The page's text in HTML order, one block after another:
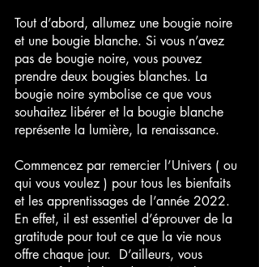
Tout d’abord, allumez une bougie noire
et une bougie blanche. Si vous n’avez
pas de bougie noire, vous pouvez
prendre deux bougies blanches. La
bougie noire symbolise ce que vous
souhaitez libérer et la bougie blanche
représente la lumière, la renaissance.
Commencez par remercier l’Univers ( ou
qui vous voulez ) pour tous les bienfaits
et les apprentissages de l’année 2022.
En effet, il est essentiel d’éprouver de la
gratitude pour tout ce que la vie nous
offre chaque jour.  D’ailleurs, vous